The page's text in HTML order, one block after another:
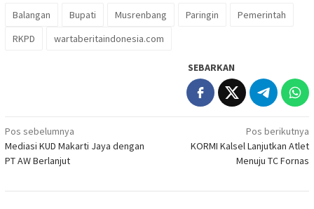
Balangan Bupati Musrenbang Paringin
Pemerintah
RKPD
wartaberitaindonesia.com
SEBARKAN
Navigasi
pos
Pos sebelumnya
Mediasi KUD Makarti Jaya dengan
PT AW Berlanjut
Pos berikutnya
KORMI Kalsel Lanjutkan Atlet
Menuju TC Fornas